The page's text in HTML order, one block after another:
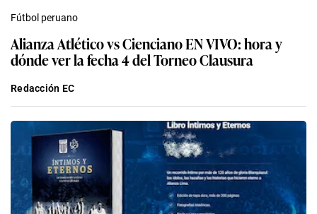
Fútbol peruano
Alianza Atlético vs Cienciano EN VIVO: hora y
dónde ver la fecha 4 del Torneo Clausura
Redacción EC